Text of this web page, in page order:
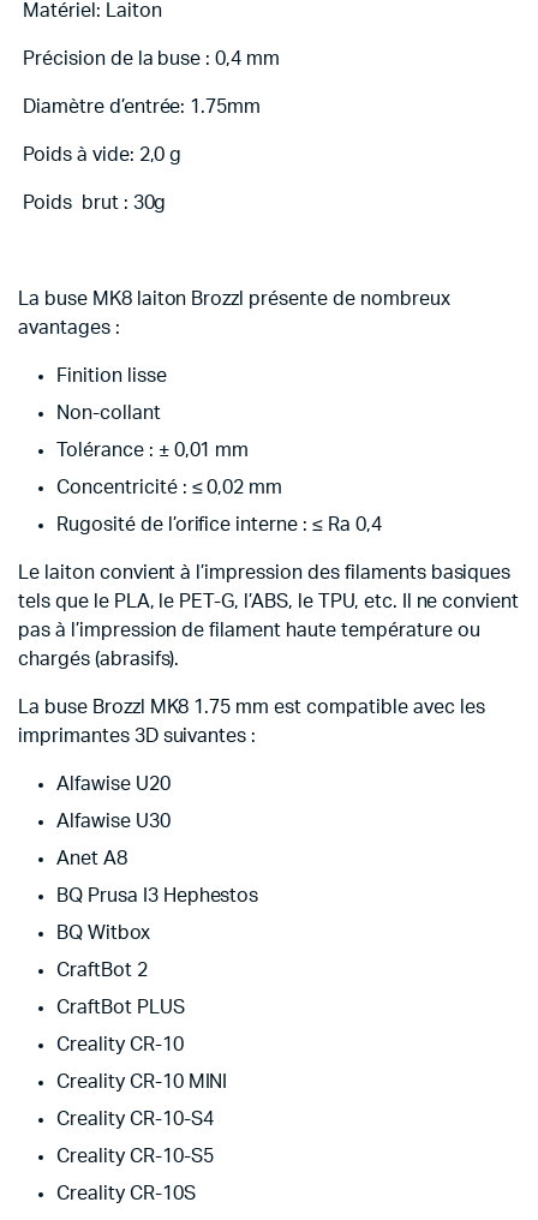
Matériel: Laiton
Précision de la buse : 0,4 mm
Diamètre d’entrée: 1.75mm
Poids à vide: 2,0 g
Poids brut : 30g
La buse MK8 laiton Brozzl présente de nombreux
avantages :
Finition lisse
Non-collant
Tolérance : ± 0,01 mm
Concentricité : ≤ 0,02 mm
Rugosité de l’orifice interne : ≤ Ra 0,4
Le laiton convient à l’impression des filaments basiques
tels que le PLA, le PET-G, l’ABS, le TPU, etc. Il ne convient
pas à l’impression de filament haute température ou
chargés (abrasifs).
La buse Brozzl MK8 1.75 mm est compatible avec les
imprimantes 3D suivantes :
Alfawise U20
Alfawise U30
Anet A8
BQ Prusa I3 Hephestos
BQ Witbox
CraftBot 2
CraftBot PLUS
Creality CR-10
Creality CR-10 MINI
Creality CR-10-S4
Creality CR-10-S5
Creality CR-10S